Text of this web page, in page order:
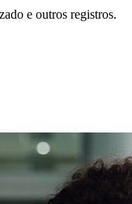
e outros registros.